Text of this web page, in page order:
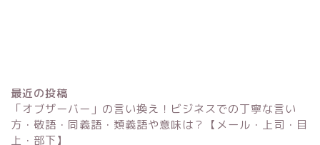
最近の投稿
「オブザーバー」の言い換え！ビジネスでの丁寧な言い
方・敬語・同義語・類義語や意味は？【メール・上司・目
上・部下】